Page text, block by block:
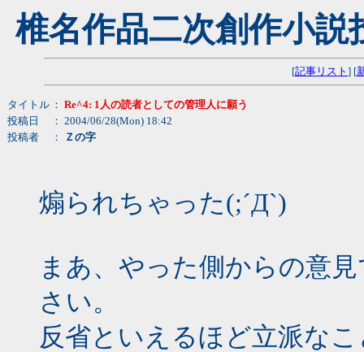
椎名作品二次創作小
[記事リスト ] [
タイトル ： Re^4: 1人の読者としての管理人に願う
投稿日
： 2004/06/28(Mon) 18:42
投稿者
： Ｚの字
煽られちゃった(;´Д`)
まあ、やった側からの意
さい。
反省といえるほど立派な